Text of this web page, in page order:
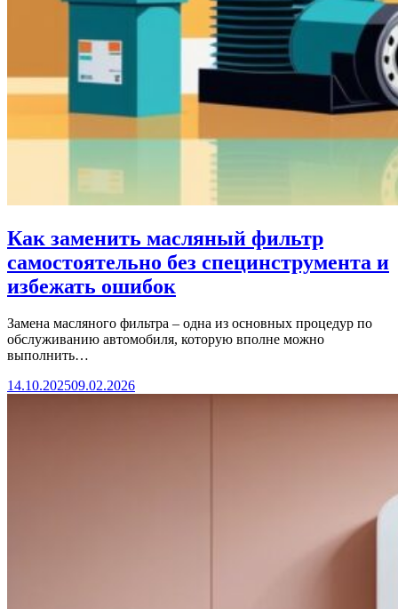
Как заменить масляный фильтр
самостоятельно без специнструмента и
избежать ошибок
Замена масляного фильтра – одна из основных процедур по
обслуживанию автомобиля, которую вполне можно
выполнить…
14.10.202509.02.2026